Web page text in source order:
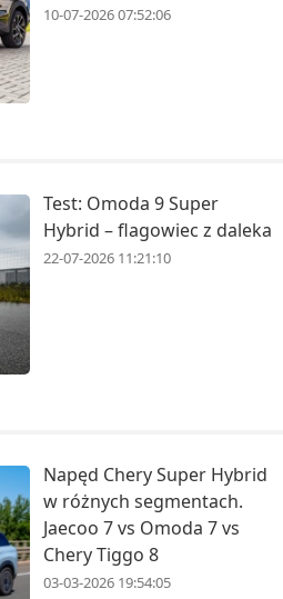
10-07-2026 07:52:06
Test: Omoda 9 Super
Hybrid – flagowiec z daleka
22-07-2026 11:21:10
Napęd Chery Super Hybrid
w różnych segmentach.
Jaecoo 7 vs Omoda 7 vs
Chery Tiggo 8
03-03-2026 19:54:05